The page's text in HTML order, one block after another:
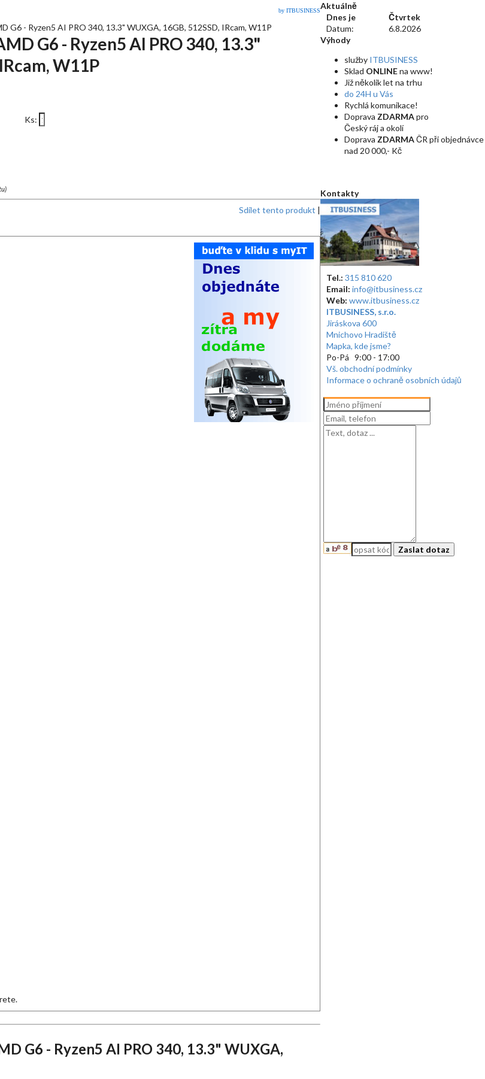
by ITBUSINESS
G6 - Ryzen5 AI PRO 340, 13.3" WUXGA, 16GB, 512SSD, IRcam, W11P
G6 - Ryzen5 AI PRO 340, 13.3"
W11P
Ks:
Sdílet tento produkt |
G6 - Ryzen5 AI PRO 340, 13.3" WUXGA,
Aktuálně
Dnes je
Čtvrtek
Datum:
6.8.2026
Výhody
služby ITBUSINESS
Sklad ONLINEna www!
Již několik let na trhu
do 24H u Vás
Rychlá komunikace!
Doprava ZDARMApro
Český ráj a okolí
Doprava ZDARMAČR při objednávce
nad 20 000,- Kč
Kontakty
Tel.: 315 810 620
Email: info@itbusiness.cz
Web: www.itbusiness.cz
ITBUSINESS, s.r.o.
Jiráskova 600
Mnichovo Hradiště
Mapka, kde jsme?
Po-Pá 9:00 - 17:00
Vš. obchodní podmínky
Informace o ochraně osobních údajů